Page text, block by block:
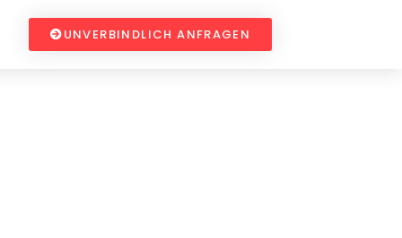
UNVERBINDLICH ANFRAGEN